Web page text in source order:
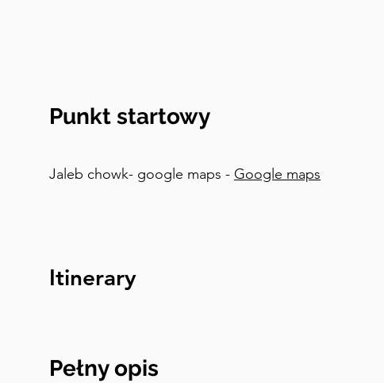
Punkt startowy
Jaleb chowk- google maps - Google maps
Itinerary
Pełny opis